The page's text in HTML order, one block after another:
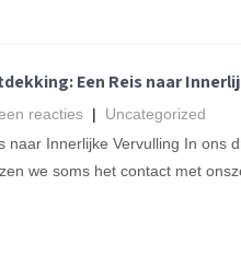
Een Reis naar
reacties | Uncategorized
naar Innerlijke Vervulling In ons
we soms het contact met